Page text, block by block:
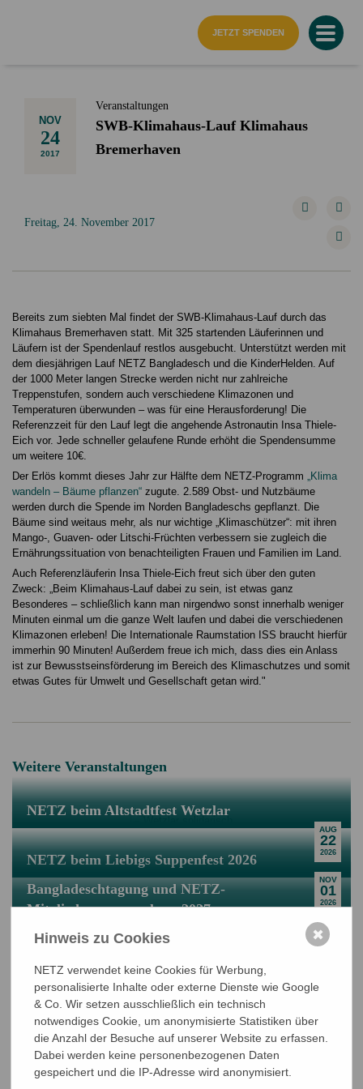
JETZT SPENDEN
NOV
24
2017
Veranstaltungen
SWB-Klimahaus-Lauf Klimahaus
Bremerhaven
Freitag, 24. November 2017
Bereits zum siebten Mal findet der SWB-Klimahaus-Lauf durch das
Klimahaus Bremerhaven statt. Mit 325 startenden Läuferinnen und
Läufern ist der Spendenlauf restlos ausgebucht. Unterstützt werden mit
dem diesjährigen Lauf NETZ Bangladesch und die KinderHelden. Auf
der 1000 Meter langen Strecke werden nicht nur zahlreiche
Treppenstufen, sondern auch verschiedene Klimazonen und
Temperaturen überwunden – was für eine Herausforderung! Die
Referenzzeit für den Lauf legt die angehende Astronautin Insa Thiele-
Eich vor. Jede schneller gelaufene Runde erhöht die Spendensumme
um weitere 10€.
Der Erlös kommt dieses Jahr zur Hälfte dem NETZ-Programm
„Klima
wandeln – Bäume pflanzen“ zugute. 2.589 Obst- und Nutzbäume
werden durch die Spende im Norden Bangladeschs gepflanzt. Die
Bäume sind weitaus mehr, als nur wichtige „Klimaschützer“: mit ihren
Mango-, Guaven- oder Litschi-Früchten verbessern sie zugleich die
Ernährungssituation von benachteiligten Frauen und Familien im Land.
Auch Referenzläuferin Insa Thiele-Eich freut sich über den guten
Zweck: „Beim Klimahaus-Lauf dabei zu sein, ist etwas ganz
Besonderes – schließlich kann man nirgendwo sonst innerhalb weniger
Minuten einmal um die ganze Welt laufen und dabei die verschiedenen
Klimazonen erleben! Die Internationale Raumstation ISS braucht hierfür
immerhin 90 Minuten! Außerdem freue ich mich, dass dies ein Anlass
ist zur Bewusstseinsförderung im Bereich des Klimaschutzes und somit
etwas Gutes für Umwelt und Gesellschaft getan wird."
Weitere Veranstaltungen
AUG
22
2026
NETZ beim Altstadtfest Wetzlar
NOV
01
2026
NETZ beim Liebigs Suppenfest 2026
JUN
11
Bangladeschtagung und NETZ-
Mitgliederversammlung 2027
NETZ Partnerschaft für Entwicklung und Gerechtigkeit e.V.
Hinweis zu Cookies
NETZ verwendet keine Cookies für Werbung,
personalisierte Inhalte oder externe Dienste wie Google
& Co. Wir setzen ausschließlich ein technisch
notwendiges Cookie, um anonymisierte Statistiken über
die Anzahl der Besuche auf unserer Website zu erfassen.
Dabei werden keine personenbezogenen Daten
gespeichert und die IP-Adresse wird anonymisiert.
✖